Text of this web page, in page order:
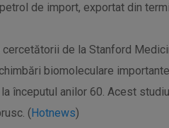
de import, exportat din
de la Stanford
biomoleculare
începutul anilor 60. Acest
(Hotnews)